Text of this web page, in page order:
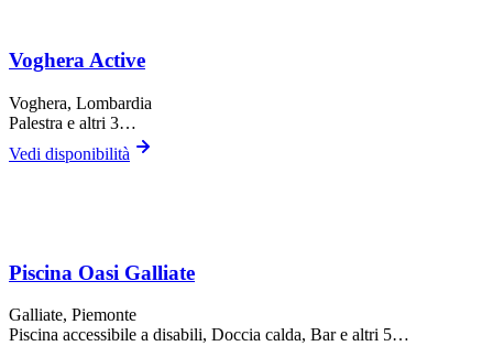
Voghera Active
Voghera, Lombardia
Palestra e altri 3…
Vedi disponibilità
Piscina Oasi Galliate
Galliate, Piemonte
Piscina accessibile a disabili, Doccia calda, Bare altri 5…